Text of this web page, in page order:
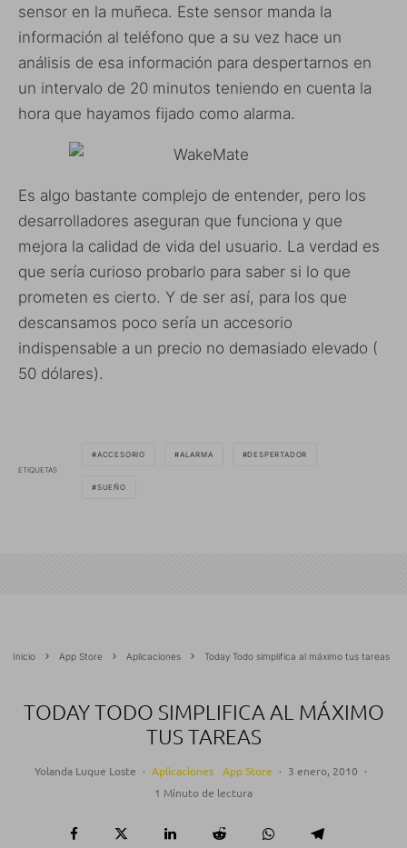
sensor en la muñeca. Este sensor manda la
información al teléfono que a su vez hace un
análisis de esa información para despertarnos en
un intervalo de 20 minutos teniendo en cuenta la
hora que hayamos fijado como alarma.
Es algo bastante complejo de entender, pero los
desarrolladores aseguran que funciona y que
mejora la calidad de vida del usuario. La verdad es
que sería curioso probarlo para saber si lo que
prometen es cierto. Y de ser así, para los que
descansamos poco sería un accesorio
indispensable a un precio no demasiado elevado (
50 dólares).
ETIQUETAS
ACCESORIO ALARMA DESPERTADOR
SUEÑO
Inicio App Store Aplicaciones Today Todo simplifica al máximo tus tareas
TODAY TODO SIMPLIFICA AL MÁXIMO
TUS TAREAS
Yolanda Luque Loste · Aplicaciones App Store · 3 enero, 2010 ·
1 Minuto de lectura